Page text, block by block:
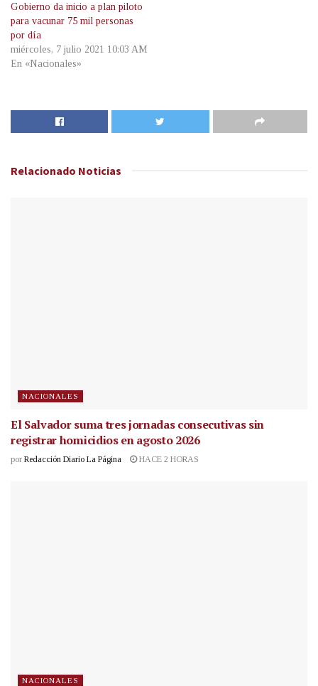
Gobierno da inicio a plan piloto
para vacunar 75 mil personas
por día
miércoles, 7 julio 2021 10:03 AM
En «Nacionales»
Relacionado Noticias
NACIONALES
El Salvador suma tres jornadas consecutivas sin
registrar homicidios en agosto 2026
por Redacción Diario La Página HACE 2 HORAS
NACIONALES